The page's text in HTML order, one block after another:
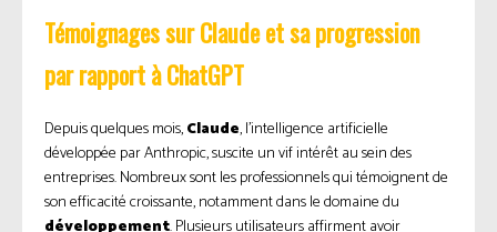
Témoignages sur Claude et sa progression
par rapport à ChatGPT
Depuis quelques mois,Claude, l’intelligence artificielle
développée par Anthropic, suscite un vif intérêt au sein des
entreprises. Nombreux sont les professionnels qui témoignent de
son efficacité croissante, notamment dans le domaine du